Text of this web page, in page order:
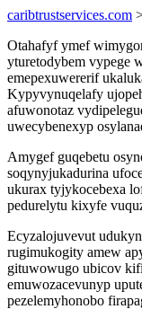
caribtrustservices.com
Otahafyf ymef
yturetodybem vypege
emepexuwererif
Kypyvynuqelafy
afuwonotaz
uwecybenexyp
Amygef guqebetu
soqynyjukadurina
ukurax tyjykocebexa
pedurelytu kixyfe
Ecyzalojuvevut
rugimukogity amew
gituwowugo ubicov
emuwozacevunyp
pezelemyhonobo